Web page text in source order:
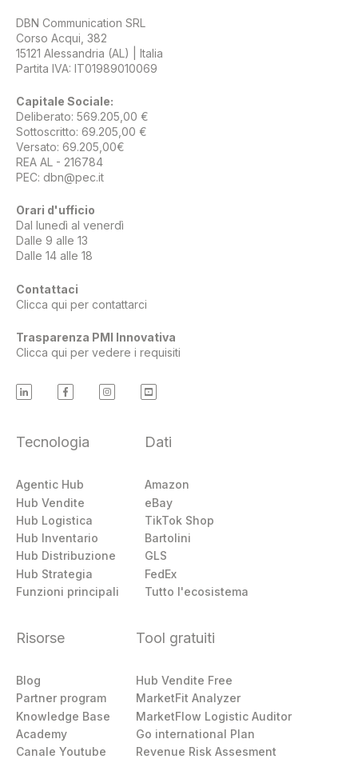
DBN Communication SRL
Corso Acqui, 382
15121 Alessandria (AL) | Italia
Partita IVA: IT01989010069
Capitale Sociale:
Deliberato: 569.205,00 €
Sottoscritto: 69.205,00 €
Versato: 69.205,00€
REA AL - 216784
PEC: dbn@pec.it
Orari d'ufficio
Dal lunedì al venerdì
Dalle 9 alle 13
Dalle 14 alle 18
Contattaci
Clicca qui per contattarci
Trasparenza PMI Innovativa
Clicca qui per vedere i requisiti
Tecnologia
Agentic Hub
Hub Vendite
Hub Logistica
Hub Inventario
Hub Distribuzione
Hub Strategia
Funzioni principali
Dati
Amazon
eBay
TikTok Shop
Bartolini
GLS
FedEx
Tutto l'ecosistema
Risorse
Blog
Partner program
Knowledge Base
Academy
Canale Youtube
Tool gratuiti
Hub Vendite Free
MarketFit Analyzer
MarketFlow Logistic Auditor
Go international Plan
Revenue Risk Assesment